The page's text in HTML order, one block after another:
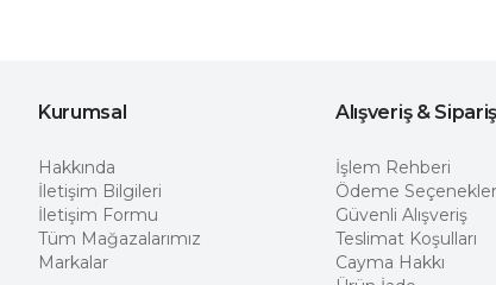
Kurumsal
Hakkında
İletişim Bilgileri
İletişim Formu
Tüm Mağazalarımız
Markalar
Alışveriş & Sipariş
İşlem Rehberi
Ödeme
Güvenli Alışveriş
Teslimat Koşulları
Cayma Hakkı